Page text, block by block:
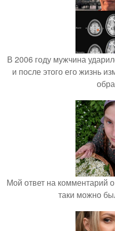
В 2006 году мужчина
и после этого его жизнь
Мой ответ на комментарий
таки можно